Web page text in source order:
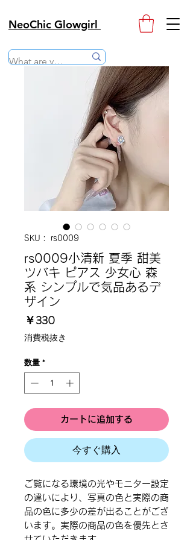
NeoChic Glowgirl
SKU： rs0009
rs0009小清新 夏季 甜美
ツバキ ピアス 少女心 森
系 シンプルで気品あるデ
ザイン
￥330価
格
消費税抜き
数量 *
カートに追加する
今すぐ購入
ご覧になる環境の光やモニター設定
の違いにより、写真の色と実際の商
品の色に多少の差が出ることがござ
います。実際の商品の色を優先とさ